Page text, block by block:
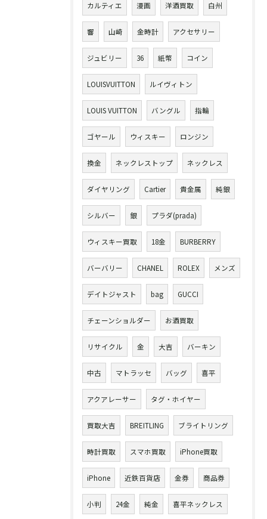
カルティエ 漫画 洋酒買取 白州
響 山崎 金時計 アクセサリー
ジュビリー 36 紙幣 コイン
LOUISVUITTON ルイヴィトン
LOUIS VUITTON バングル 指輪
ゴヤール ウィスキー ロンジン
換金 ネックレストップ ネックレス
ダイヤリング Cartier 貴金属 純銀
シルバー 銀 プラダ(prada)
ウィスキー買取 18金 BURBERRY
バーバリー CHANEL ROLEX メンズ
デイトジャスト bag GUCCI
チェーンショルダー お酒買取
リサイクル 金 大吉 バーキン
中古 マトラッセ バッグ 喜平
アクアレーサー タグ・ホイヤー
買取大吉 BREITLING ブライトリング
時計買取 スマホ買取 iPhone買取
iPhone 近鉄百貨店 金券 商品券
小判 24金 純金 喜平ネックレス